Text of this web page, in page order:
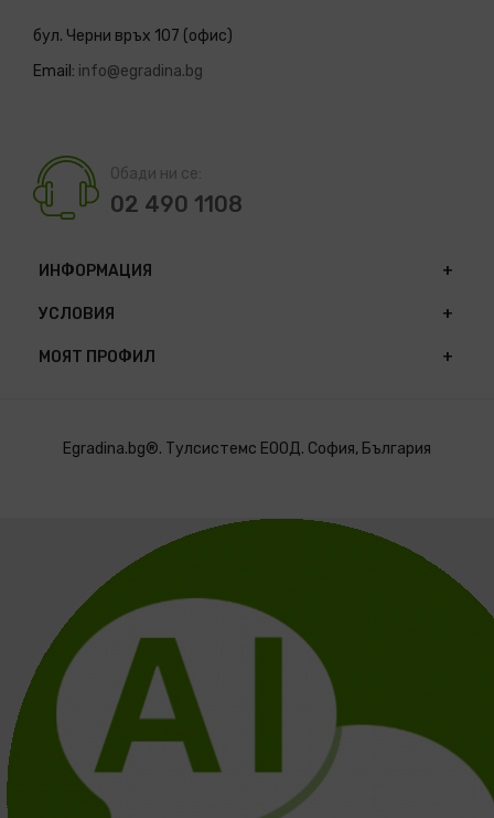
бул. Черни връх 107 (офис)
Email: info@egradina.bg
Обади ни се:
02 490 1108
ИНФОРМАЦИЯ
УСЛОВИЯ
МОЯТ ПРОФИЛ
Egradina.bg®. Тулсистемс ЕООД. София, България